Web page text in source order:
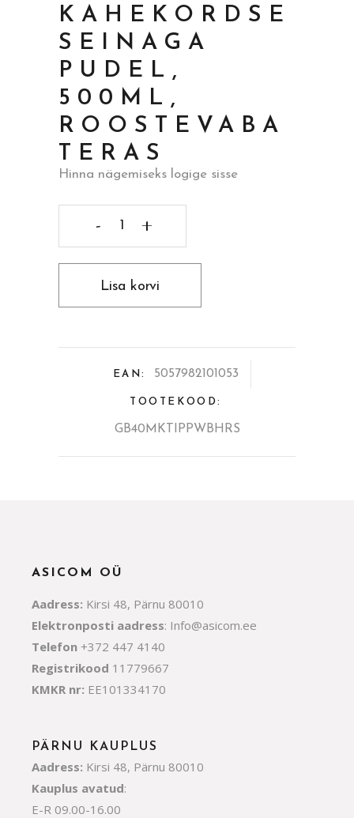
KAHEKORDSE
SEINAGA
PUDEL,
500ML,
ROOSTEVABA
TERAS
Hinna nägemiseks logige sisse
Lisa korvi
EAN: 5057982101053
TOOTEKOOD:
GB40MKTIPPWBHRS
ASICOM OÜ
Aadress: Kirsi 48, Pärnu 80010
Elektronposti aadress: Info@asicom.ee
Telefon +372 447 4140
Registrikood 11779667
KMKR nr: EE101334170
PÄRNU KAUPLUS
Aadress: Kirsi 48, Pärnu 80010
Kauplus avatud:
E-R 09.00-16.00